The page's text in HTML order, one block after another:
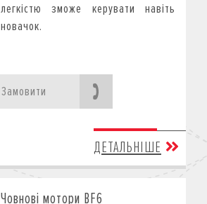
легкістю зможе керувати навіть
новачок.
Замовити
ДЕТАЛЬНІШЕ
Човнові мотори BF6